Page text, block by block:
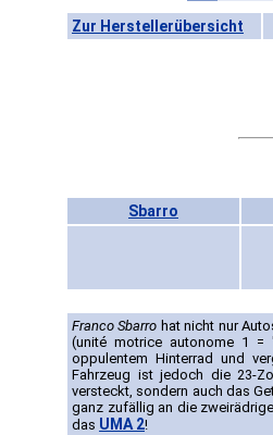
Zur Herstellerübersicht
Sbarro
Franco Sbarro hat nicht nur
(unité motrice autonome 1 =
oppulentem Hinterrad und
Fahrzeug ist jedoch die 23-
versteckt, sondern auch das
ganz zufällig an die
das UMA 2!